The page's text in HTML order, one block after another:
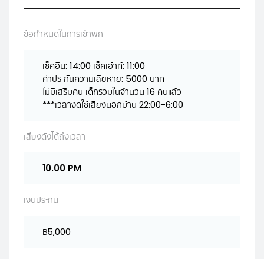
ข้อกำหนดในการเข้าพัก
เช็คอิน: 14:00 เช็คเอ้าท์: 11:00
ค่าประกันความเสียหาย: 5000 บาท
ไม่มีเสริมคน เด็กรวมในจำนวน 16 คนแล้ว
***เวลางดใช้เสียงนอกบ้าน 22:00-6:00
เสียงดังได้ถึงเวลา
10.00 PM
เงินประกัน
฿5,000